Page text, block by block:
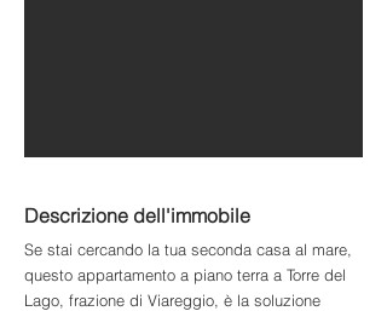
Descrizione dell'immobile
Se stai cercando la tua seconda casa al mare,
questo appartamento a piano terra a Torre del
Lago, frazione di Viareggio, è la soluzione